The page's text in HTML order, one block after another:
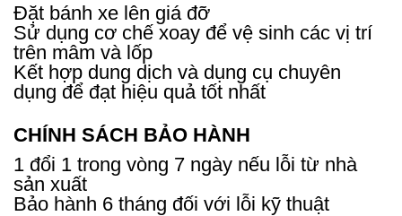
Đặt bánh xe lên giá đỡ
Sử dụng cơ chế xoay để vệ sinh các vị trí
trên mâm và lốp
Kết hợp dung dịch và dụng cụ chuyên
dụng để đạt hiệu quả tốt nhất
CHÍNH SÁCH BẢO HÀNH
1 đổi 1 trong vòng 7 ngày nếu lỗi từ nhà
sản xuất
Bảo hành 6 tháng đối với lỗi kỹ thuật